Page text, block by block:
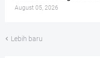
August 05, 2026
Lebih baru